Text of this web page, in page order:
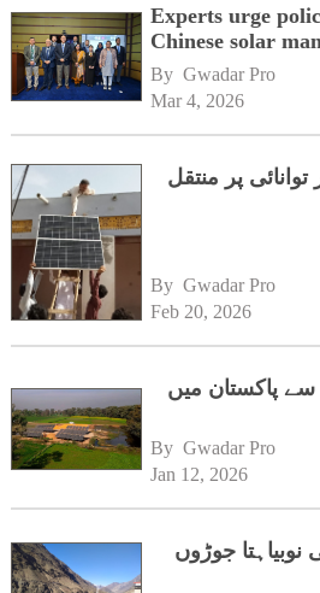
Experts urge
Chinese solar
By Gwadar Pro
Mar 4, 2026
پر منتقل
By Gwadar Pro
Feb 20, 2026
پاکستان میں
By Gwadar Pro
Jan 12, 2026
نوبیاہتا جوڑوں